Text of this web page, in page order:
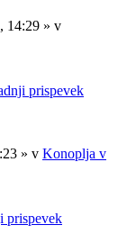
14:29 » v
prispevek
» v Konoplja v
prispevek